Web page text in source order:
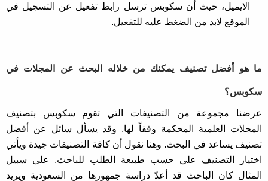
الايميل، حيث أن سكوبس ترسل رابط تفعيل عن التسجيل في
الموقع لابد من الضغط عليه للتفعيل.
ما هو أفضل تصنيف يمكنك من خلاله البحث عن المجلات في
سكوبس؟
عرضنا مجموعة من التصنيفات التي تقوم سكوبس بتصنيف
المجلات العلمية المحكمة وفقاً لها. وقد يسأل سائل عن أفضل
تصنيف يساعد في البحث. وهنا نقول أن كافة التصنيفات جيدة ويأتي
اختيار التصنيف على حسب طبيعة الطلب للباحث. على سبيل
المثال كان الباحث قد أعدّ دراسة جمهورها من السعودية ويريد